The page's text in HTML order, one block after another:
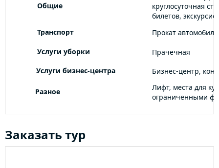
Общие
круглосуточная
билетов,
Транспорт
Прокат
Услуги уборки
Прачечная
Услуги бизнес-центра
Бизнес-центр,
Разное
Лифт, места для
ограниченными
Заказать тур